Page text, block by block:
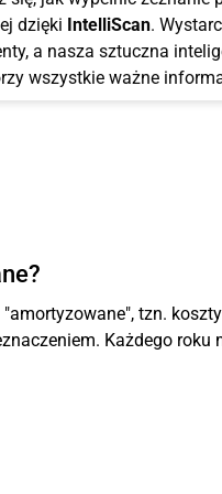
dzięki IntelliScan.
a nasza sztuczna
wszystkie ważne
tzn.
Każdego roku